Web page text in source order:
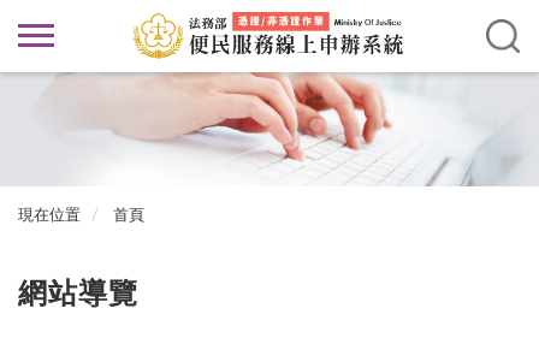
現在位置 首頁
網站導覽